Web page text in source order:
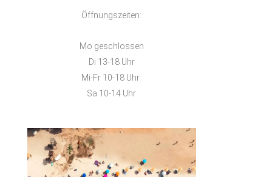
Öffnungszeiten:
Mo geschlossen
Di 13-18 Uhr
Mi-Fr 10-18 Uhr
Sa 10-14 Uhr